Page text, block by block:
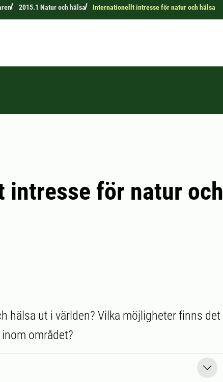
2015.1 Natur och hälsa Internationellt intresse för natur och hälsa
intresse för natur och
hälsa ut i världen? Vilka möjligheter finns det
området?